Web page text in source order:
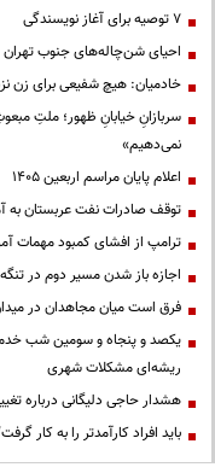
۷ توصیه برای آغاز نویسندگی
احیای شن‌چاله‌های جنوب تهران
خادمیان: هیچ شفیعی برای زن
سربازانِ خیابانِ ظهور؛ ملتِ
نمی‌دهیم»
اعلام پایان مراسم اربعین ۱۴۰۵
توقف صادرات نفت عربستان به
ترامپ از افشای کمبود مهمات
اجازه باز شدن مسیر دوم در
فرق است میان مجاهدان در
یکصد و پنجاه و سومین شب
ریشه‌ای مشکلات شهری
هشدار حاجی دلیگانی درباره
باید افراد کارآمدتر را به